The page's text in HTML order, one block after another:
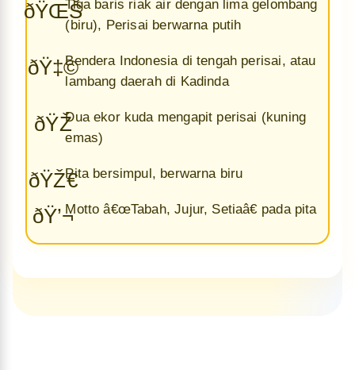
ðŸŒŠTiga baris riak air dengan lima gelombang
(biru), Perisai berwarna putih
ðŸ‡©Bendera Indonesia di tengah perisai, atau
lambang daerah di Kadinda
ðŸŽDua ekor kuda mengapit perisai (kuning
emas)
ðŸŽ€Pita bersimpul, berwarna biru
ðŸ’¬Motto â€œTabah, Jujur, Setiaâ€ pada pita